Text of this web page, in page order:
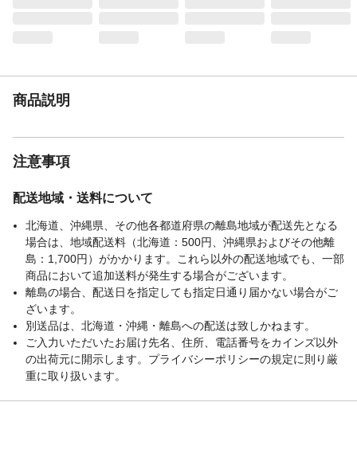
商品説明
注意事項
配送地域・送料について
北海道、沖縄県、その他各都道府県の離島地域が配送先となる
場合は、地域配送料（北海道：500円、沖縄県およびその他離
島：1,700円）がかかります。これら以外の配送地域でも、一部
商品において追加送料が発生する場合がございます。
離島の場合、配送日を指定しても指定日通り届かない場合がご
ざいます。
別送品は、北海道・沖縄・離島への配送は致しかねます。
ご入力いただいたお届け先名、住所、電話番号をカインズ以外
の出荷元に開示します。プライバシーポリシーの規定に則り厳
重に取り扱います。